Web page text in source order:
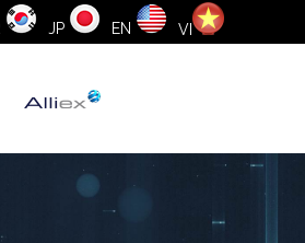
JP EN VI